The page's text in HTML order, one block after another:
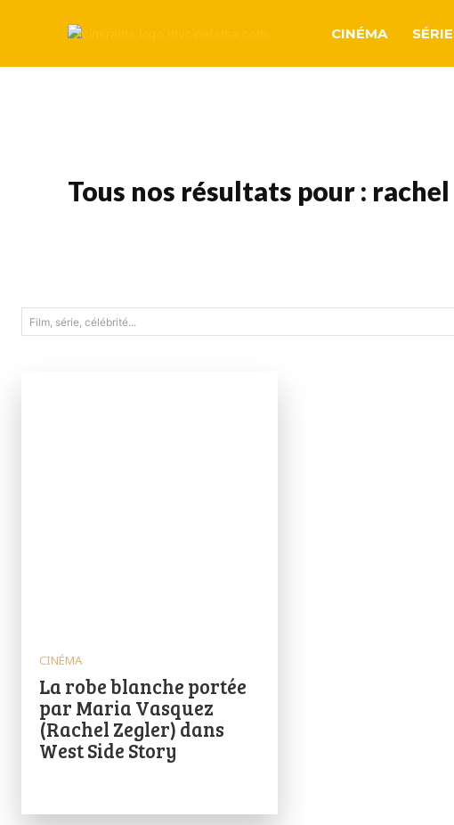
CINÉMA
Tous nos résultats pour :
Film, série, célébrité...
CINÉMA
La robe blanche portée
par Maria Vasquez
(Rachel Zegler) dans
West Side Story